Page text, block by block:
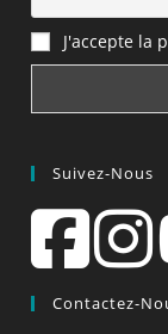
J'accepte la
Suivez-Nous
Contactez-